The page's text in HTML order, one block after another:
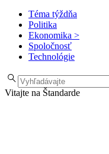
Téma týždňa
Politika
Ekonomika >
Spoločnosť
Technológie
Vitajte na Štandarde